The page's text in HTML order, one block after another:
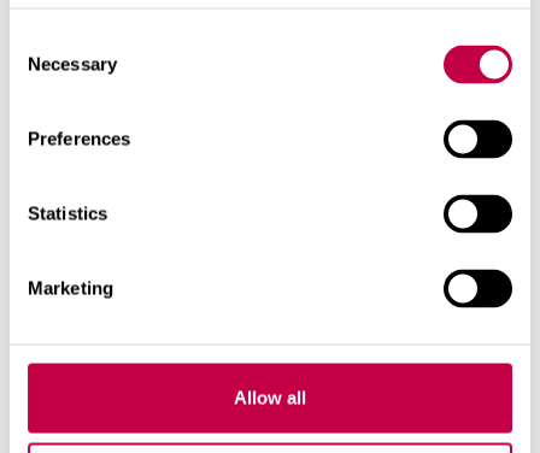
Selection
Necessary
Preferences
Statistics
Marketing
Allow all